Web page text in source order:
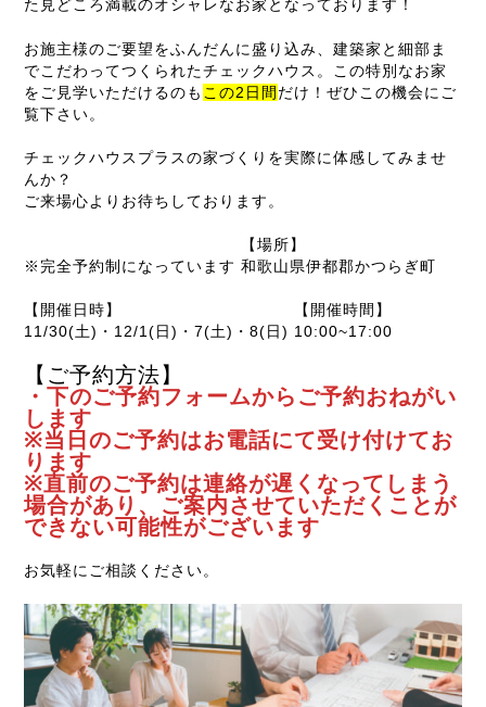
た見どころ満載のオシャレなお家となっております！
お施主様のご要望をふんだんに盛り込み、建築家と細部ま
でこだわってつくられたチェックハウス。この特別なお家
をご見学いただけるのも この2日間 だけ！ぜひこの機会にご
覧下さい。
チェックハウスプラスの家づくりを実際に体感してみませ
んか？
ご来場心よりお待ちしております。
※完全予約制になっています
【場所】
和歌山県伊都郡かつらぎ町
【開催日時】
11/30(土)・12/1(日)・7(土)・8(日)
【開催時間】
10:00~17:00
【ご予約方法】
・下のご予約フォームからご予約おねがい
します
※当日のご予約はお電話にて受け付けてお
ります
※直前のご予約は連絡が遅くなってしまう
場合があり、ご案内させていただくことが
できない可能性がございます
お気軽にご相談ください。